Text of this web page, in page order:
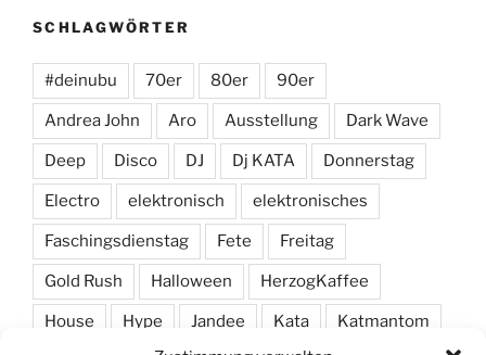
SCHLAGWÖRTER
#deinubu 70er 80er 90er
Andrea John Aro Ausstellung Dark Wave
Deep Disco DJ Dj KATA Donnerstag
Electro elektronisch elektronisches
Faschingsdienstag Fete Freitag
Gold Rush Halloween HerzogKaffee
House Hype Jandee Kata Katmantom